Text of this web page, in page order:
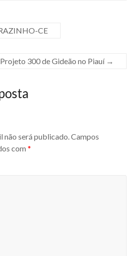
CE
300 de Gideão no Piauí →
não será publicado.Campos
com*